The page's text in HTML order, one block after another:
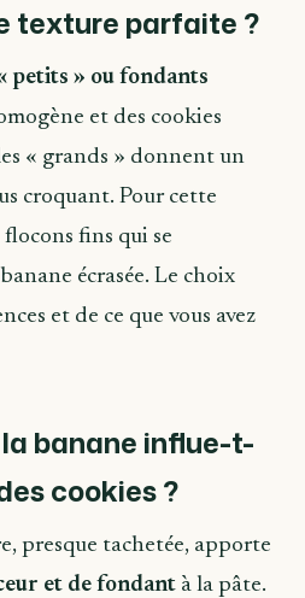
texture parfaite ?
petits » ou fondants
et des cookies
« grands » donnent un
croquant. Pour cette
fins qui se
écrasée. Le choix
et de ce que vous avez
banane influe-t-
cookies ?
presque tachetée, apporte
et de fondant à la pâte.